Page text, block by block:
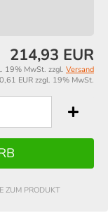
214,93 EUR
19% MwSt. zzgl. Versand
EUR zzgl. 19% MwSt.
ZUM PRODUKT